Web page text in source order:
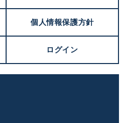
個人情報保護方針
ログイン